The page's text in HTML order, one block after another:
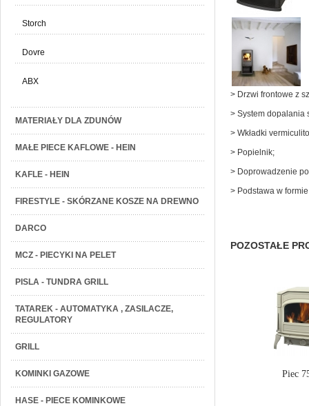
Storch
Dovre
ABX
MATERIAŁY DLA ZDUNÓW
MAŁE PIECE KAFLOWE - HEIN
KAFLE - HEIN
FIRESTYLE - SKÓRZANE KOSZE NA DREWNO
DARCO
MCZ - PIECYKI NA PELET
PISLA - TUNDRA GRILL
TATAREK - AUTOMATYKA , ZASILACZE,
REGULATORY
GRILL
KOMINKI GAZOWE
HASE - PIECE KOMINKOWE
> Drzwi frontowe z
> System dopalania
> Wkładki
> Popielnik;
> Doprowadzenie
> Podstawa w
POZOSTAŁE
Piec